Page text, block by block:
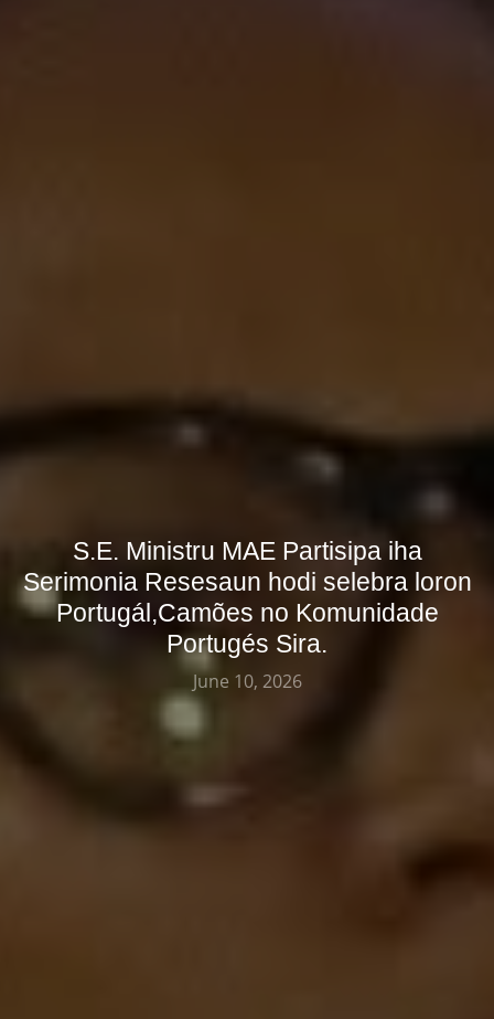
S.E. Ministru MAE Partisipa iha
Serimonia Resesaun hodi selebra loron
Portugál,Camões no Komunidade
Portugés Sira.
June 10, 2026